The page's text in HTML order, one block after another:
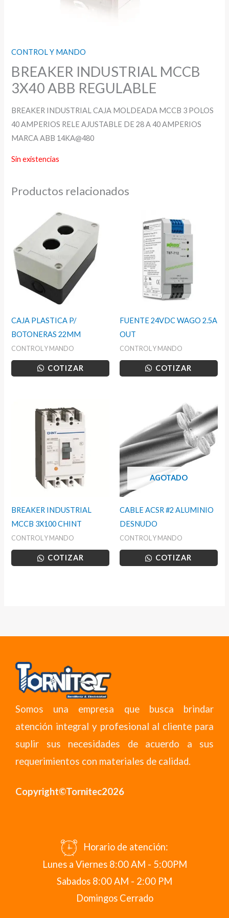
CONTROL Y MANDO
BREAKER INDUSTRIAL MCCB
3X40 ABB REGULABLE
BREAKER INDUSTRIAL CAJA MOLDEADA MCCB 3 POLOS
40 AMPERIOS RELE AJUSTABLE DE 28 A 40 AMPERIOS
MARCA ABB 14KA@480
Sin existencias
Productos relacionados
CAJA PLASTICA P/
BOTONERAS 22MM
CONTROL Y MANDO
COTIZAR
FUENTE 24VDC WAGO 2.5A
OUT
CONTROL Y MANDO
COTIZAR
BREAKER INDUSTRIAL
MCCB 3X100 CHINT
CONTROL Y MANDO
COTIZAR
AGOTADO
CABLE ACSR #2 ALUMINIO
DESNUDO
CONTROL Y MANDO
COTIZAR
Somos una empresa que busca brindar
atención integral y profesional al cliente para
suplir sus necesidades de acuerdo a sus
requerimientos con materiales de calidad.
Copyright©Tornitec2026
Horario de atención:
Lunes a Viernes 8:00 AM - 5:00PM
Sabados 8:00 AM - 2:00 PM
Domingos Cerrado